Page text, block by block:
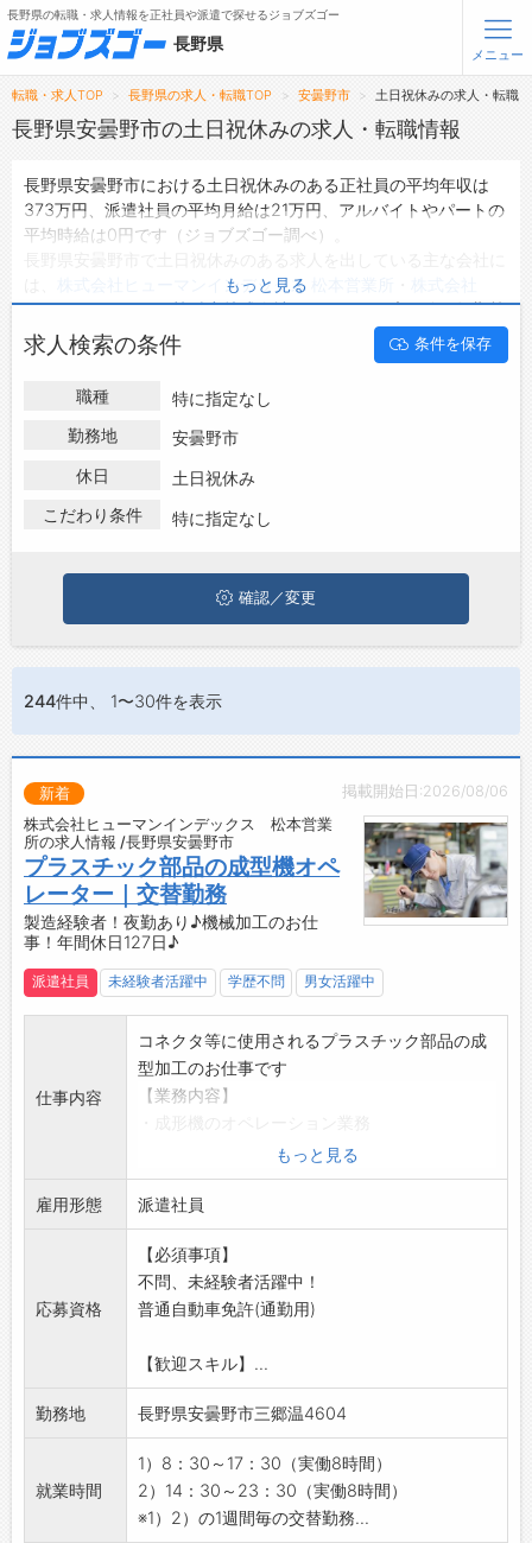
無料会員登録 ログイン
メニュー
トップ
タップで簡単に求人を探す
【初めての方へ】
長野県の求人検索で選ばれる理由
転職支援サービス
お問い合わせ
よくあるご質問
長野県の転職・求人情報を正社員や派遣で探せるジョブズゴー
長野県
メニュー
転職・求人TOP 長野県の求人・転職TOP 安曇野市 土日祝休みの求人・転職
長野県安曇野市の土日祝休みの求人・転職情報
長野県安曇野市における土日祝休みのある正社員の平均年収は
373万円、派遣社員の平均月給は21万円、アルバイトやパートの
平均時給は0円です（ジョブズゴー調べ）。
株式会社ヒューマンインデックス 松本営業所
キャリアバンク・三協精密株式会社などがあり、未経験や短期等
ご希望の条件で絞り込みができます。
長野県安曇野市の地域密着型の求人サイトであるジョブズゴーで
は長野県安曇野市の求人情報を159件取り扱っており、そのうち
正社員の求人
は97件、派遣社員の求人
ートの求人は0件です。
第二新卒から50代・60代以上の方の再就職も可能です。 長野県
安曇野市で土日祝休みのある求人・転職情報を探している方は、
ぜひ興味のある職種に応募してみてくださいね。
もっと見る
求人検索の条件 条件を保存
職種
特に指定なし
勤務地
安曇野市
休日
土日祝休み
こだわり条件
特に指定なし
確認／変更
244件中、 1〜30件を表示
掲載開始日:2026/08/06
新着
株式会社ヒューマンインデックス 松本営業
所の求人情報 /長野県安曇野市
プラスチック部品の成型機オペ
レーター｜交替勤務
製造経験者！夜勤あり♪機械加工のお仕
事！年間休日127日♪
派遣社員 未経験者活躍中 学歴不問 男女活躍中
仕事内容
コネクタ等に使用されるプラスチック部品の成
型加工のお仕事です
【業務内容】
・製品の回収などの付帯作業
◎業務に慣れてきたら、金型交換もお願いしま
す
【交替勤務について】
・入社後は日勤からスタートし、業務に慣れて
いただきます
る予定です
【未経験者歓迎！】
・未経験からチャレンジできる
徐々に業務に慣れていけます！
【こんな方におすすめ♪】
製造業にチャレンジしたい方◎
もっと見る
雇用形態 派遣社員
応募資格
【必須事項】
不問、未経験者活躍中！
普通自動車免許(通勤用)
【歓迎スキル】...
勤務地 長野県安曇野市三郷温4604
就業時間
1）8：30～17：30（実働8時間）
2）14：30～23：30（実働8時間）
※1）2）の1週間毎の交替勤務...